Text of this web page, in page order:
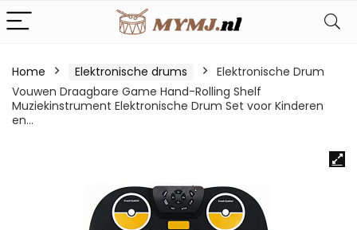
Home Elektronische drums
Elektronische Drum
Vouwen Draagbare Game Hand-Rolling Shelf
Muziekinstrument Elektronische Drum Set voor Kinderen
en…